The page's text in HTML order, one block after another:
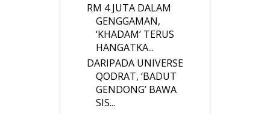
RM 4 JUTA DALAM
GENGGAMAN,
‘KHADAM’ TERUS
HANGATKA...
DARIPADA UNIVERSE
QODRAT, ‘BADUT
GENDONG’ BAWA
SIS...